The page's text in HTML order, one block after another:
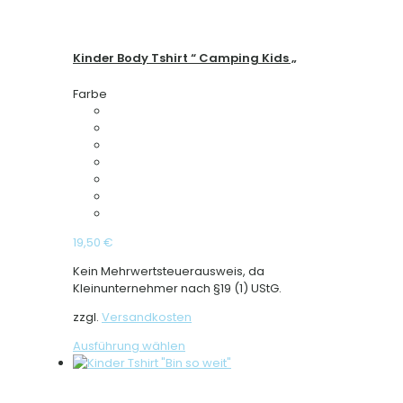
Kinder Body Tshirt “ Camping Kids „
Farbe
19,50 €
Kein Mehrwertsteuerausweis, da
Kleinunternehmer nach §19 (1) UStG.
zzgl. Versandkosten
Ausführung wählen
Produkt